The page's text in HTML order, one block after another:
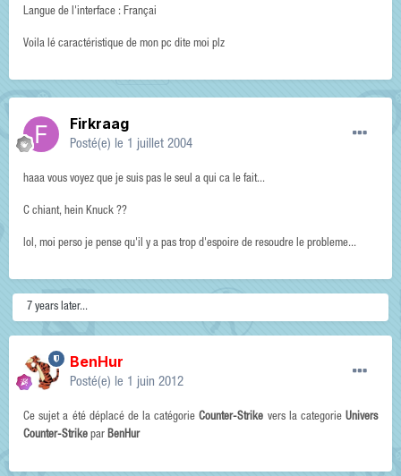
Langue de l'interface : Françai
Voila lé caractéristique de mon pc dite moi plz
Firkraag
Posté(e) le 1 juillet 2004
haaa vous voyez que je suis pas le seul a qui ca le fait...
C chiant, hein Knuck ??
lol, moi perso je pense qu'il y a pas trop d'espoire de resoudre le probleme...
7 years later...
BenHur
Posté(e) le 1 juin 2012
Ce sujet a été déplacé de la catégorieCounter-Strike vers la categorieUnivers
Counter-Strike par BenHur